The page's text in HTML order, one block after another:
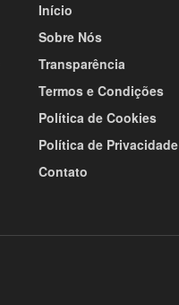
Início
Sobre Nós
Transparência
Termos e Condições
Política de Cookies
Política de Privacidade
Contato